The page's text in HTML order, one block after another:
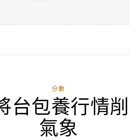
分數
台包養行情
氣象